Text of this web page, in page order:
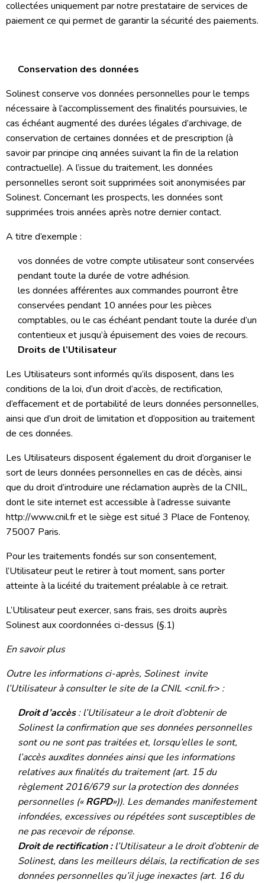
collectées uniquement par notre prestataire de services de
paiement ce qui permet de garantir la sécurité des paiements.
Conservation des données
Solinest conserve vos données personnelles pour le temps
nécessaire à l’accomplissement des finalités poursuivies, le
cas échéant augmenté des durées légales d’archivage, de
conservation de certaines données et de prescription (à
savoir par principe cinq années suivant la fin de la relation
contractuelle). A l’issue du traitement, les données
personnelles seront soit supprimées soit anonymisées par
Solinest. Concernant les prospects, les données sont
supprimées trois années après notre dernier contact.
A titre d’exemple :
vos données de votre compte utilisateur sont conservées
pendant toute la durée de votre adhésion.
les données afférentes aux commandes pourront être
conservées pendant 10 années pour les pièces
comptables, ou le cas échéant pendant toute la durée d’un
contentieux et jusqu’à épuisement des voies de recours.
Droits de l’Utilisateur
Les Utilisateurs sont informés qu’ils disposent, dans les
conditions de la loi, d’un droit d’accès, de rectification,
d’effacement et de portabilité de leurs données personnelles,
ainsi que d’un droit de limitation et d’opposition au traitement
de ces données.
Les Utilisateurs disposent également du droit d’organiser le
sort de leurs données personnelles en cas de décès, ainsi
que du droit d’introduire une réclamation auprès de la CNIL,
dont le site internet est accessible à l’adresse suivante
http://www.cnil.fr et le siège est situé 3 Place de Fontenoy,
75007 Paris.
Pour les traitements fondés sur son consentement,
l’Utilisateur peut le retirer à tout moment, sans porter
atteinte à la licéité du traitement préalable à ce retrait.
L’Utilisateur peut exercer, sans frais, ses droits auprès
Solinest aux coordonnées ci-dessus (§.1)
En savoir plus
Outre les informations ci-après, Solinest invite
l’Utilisateur à consulter le site de la CNIL <cnil.fr> :
Droit d’accès: l’Utilisateur a le droit d’obtenir de
Solinest la confirmation que ses données personnelles
sont ou ne sont pas traitées et, lorsqu’elles le sont,
l’accès auxdites données ainsi que les informations
relatives aux finalités du traitement (art. 15 du
règlement 2016/679 sur la protection des données
personnelles («RGPD»)). Les demandes manifestement
infondées, excessives ou répétées sont susceptibles de
ne pas recevoir de réponse.
Droit de rectification :l’Utilisateur a le droit d’obtenir de
Solinest, dans les meilleurs délais, la rectification de ses
données personnelles qu’il juge inexactes (art. 16 du